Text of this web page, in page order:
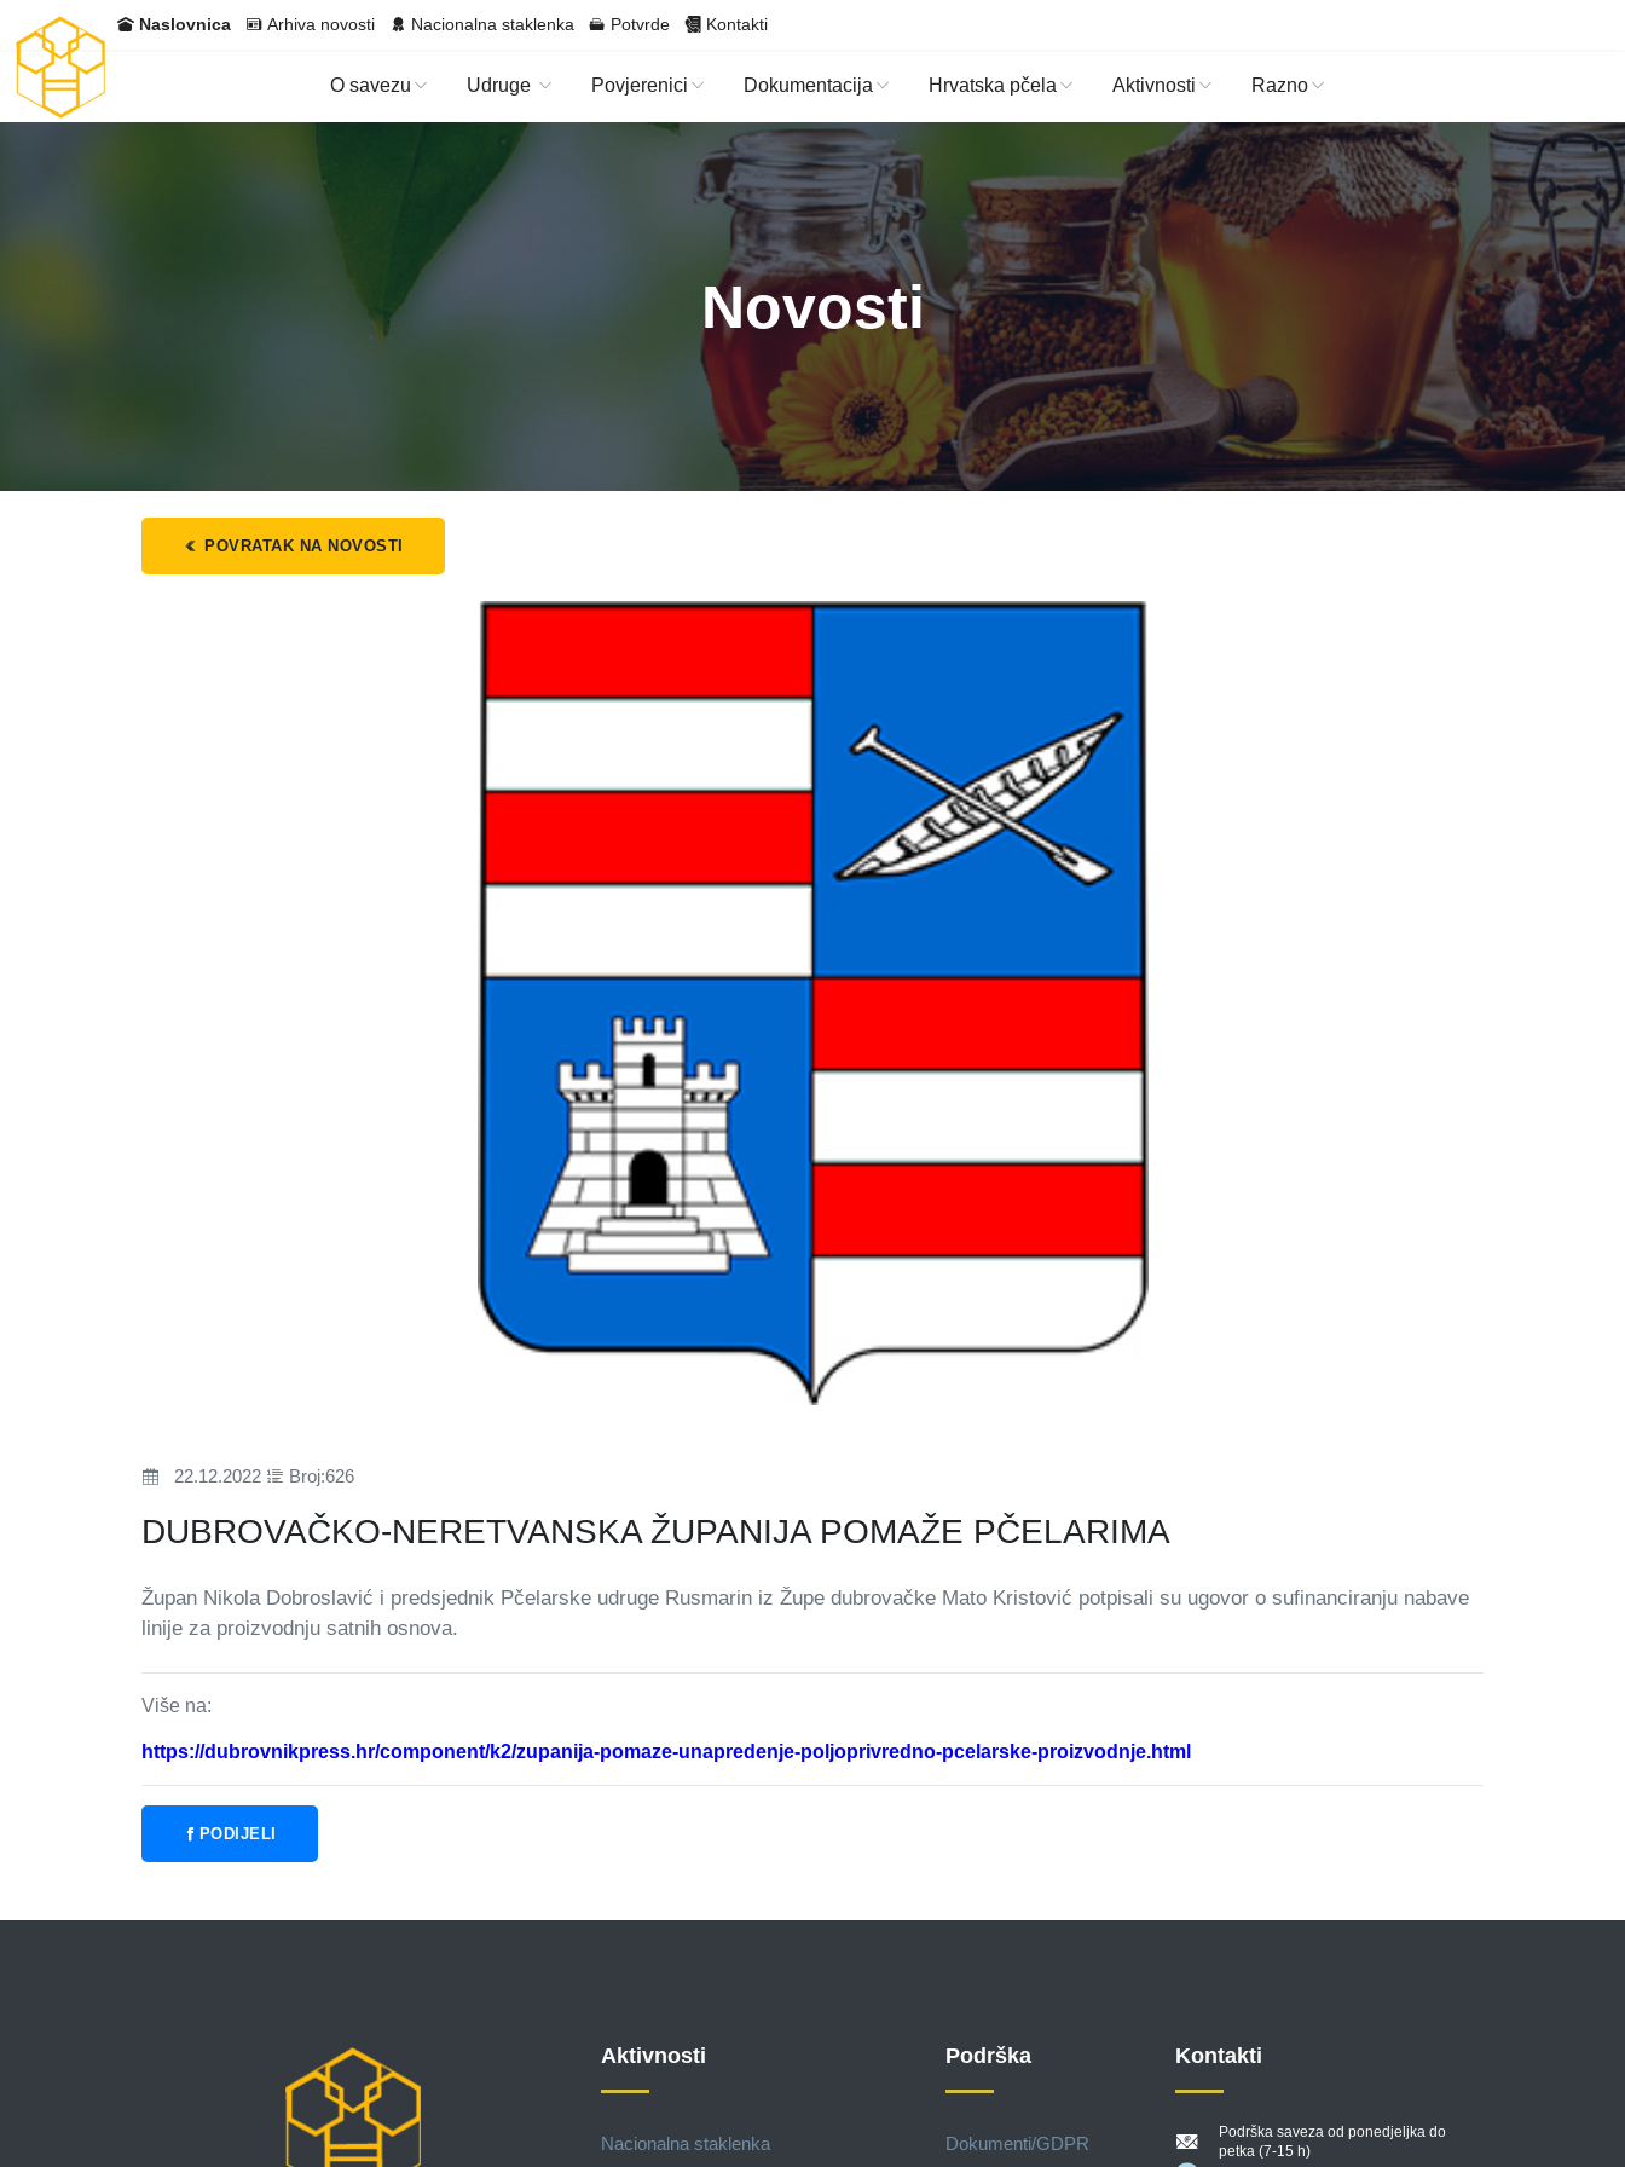
Naslovnica Arhiva novosti Nacionalna staklenka Potvrde Kontakti
O savezu Udruge Povjerenici Dokumentacija Hrvatska pčela Aktivnosti Razno
Novosti
POVRATAK NA NOVOSTI
22.12.2022 Broj:626
DUBROVAČKO-NERETVANSKA ŽUPANIJA POMAŽE PČELARIMA
Župan Nikola Dobroslavić i predsjednik Pčelarske udruge Rusmarin iz Župe dubrovačke Mato Kristović potpisali su ugovor o sufinanciranju nabave
linije za proizvodnju satnih osnova.
Više na:
https://dubrovnikpress.hr/component/k2/zupanija-pomaze-unapredenje-poljoprivredno-pcelarske-proizvodnje.html
PODIJELI
Aktivnosti
Nacionalna staklenka
Podrška
Dokumenti/GDPR
Kontakti
Podrška saveza od ponedjeljka do
petka (7-15 h)